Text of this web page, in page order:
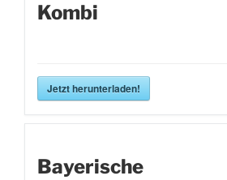
Kombi
Jetzt herunterladen!
Bayerische